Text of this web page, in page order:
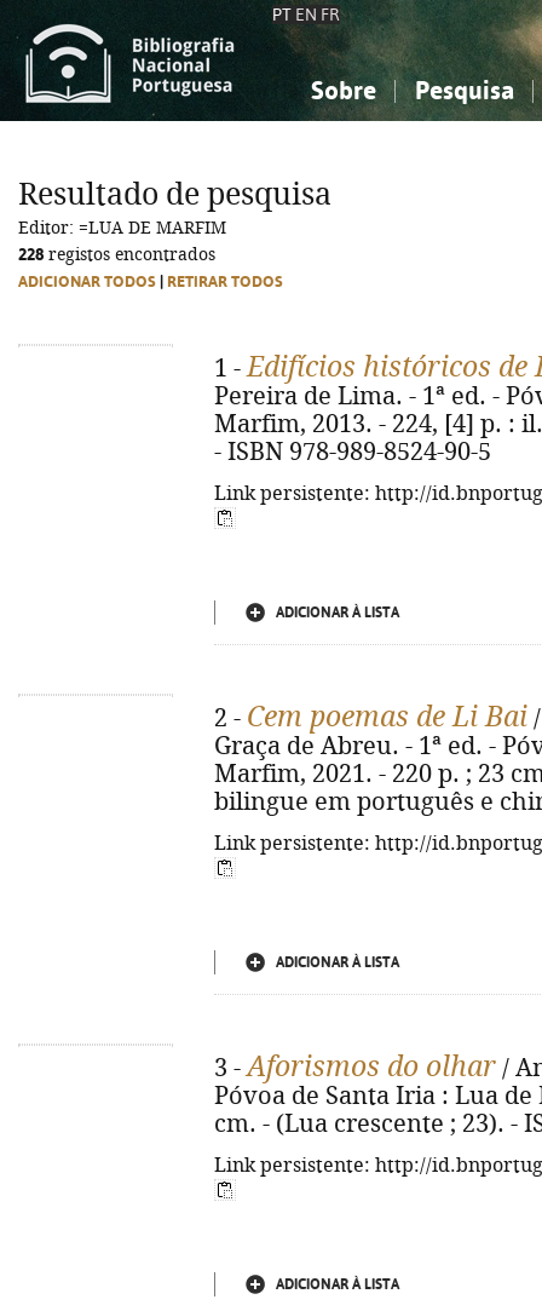
PT EN FR
Sobre Pesquisa
Ciências sociais...
Ciências sociais...
Resultado de pesquisa
Editor: =LUA DE MARFIM
228 registos encontrados
ADICIONAR TODOS RETIRAR TODOS
1 -Edifícios históricos de
Pereira de Lima. - 1ª ed. -
Marfim, 2013. - 224, [4] p. :
- ISBN 978-989-8524-90-5
Link persistente: http://
ADICIONAR À LISTA
2 - Cem poemas de Li Bai
Graça de Abreu. - 1ª ed. -
Marfim, 2021. - 220 p. ; 23
bilingue em português e
Link persistente: http://
ADICIONAR À LISTA
3 -Aforismos do olhar /
Póvoa de Santa Iria : Lua
cm. - (Lua crescente ; 23). -
Link persistente: http://
ADICIONAR À LISTA